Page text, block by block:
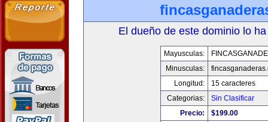
El dueño de este dominio lo
Mayusculas:
Minusculas:
Longitud:
15 caracteres
Categorias:
Sin Clasificar
Precio:
$199.00